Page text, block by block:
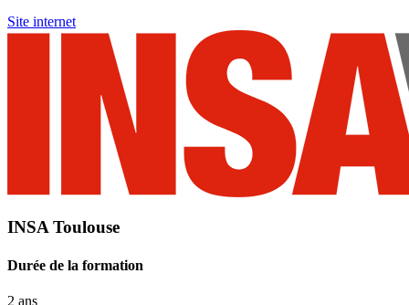
Site internet
INSA Toulouse
Durée de la formation
2 ans